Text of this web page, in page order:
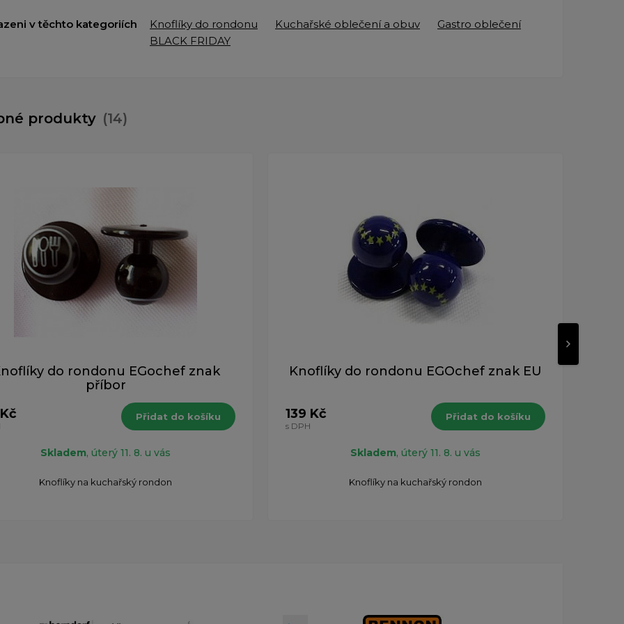
v těchto kategoriích Knoflíky do rondonu Kuchařské oblečení a obuv
Gastro oblečení
BLACK FRIDAY
produkty (14)
do rondonu EGochef znak
příbor
Přidat do košíku
Skladem, úterý 11. 8. u vás
Knoflíky na kuchařský rondon
Knoflíky do rondonu EGOchef znak EU
139 Kč
s DPH
Přidat do košíku
Skladem, úterý 11. 8. u vás
Knoflíky na kuchařský rondon